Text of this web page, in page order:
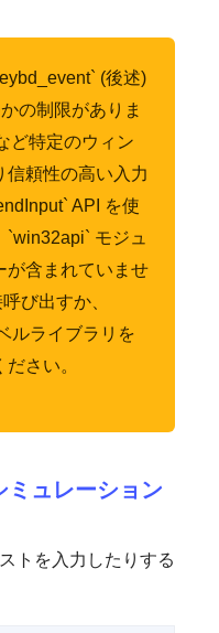
(後述)
の制限がありま
ど特定のウィン
信頼性の高い入力
API を使
`win32api` モジュ
が含まれていませ
び出すか、
ルライブラリを
さい。
ミュレーション
トを入力したりする